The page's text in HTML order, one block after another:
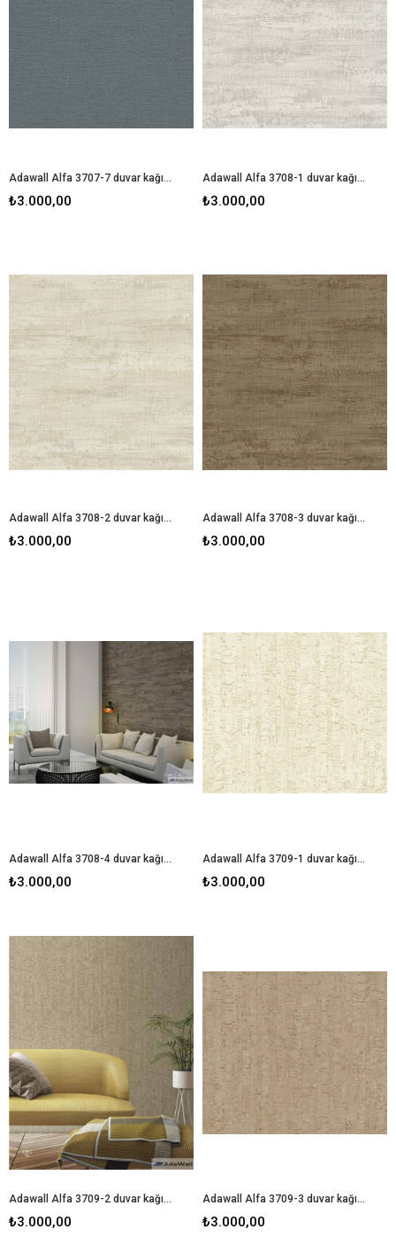
Adawall Alfa 3707-7 duvar kağıdı
₺3.000,00
Adawall Alfa 3708-1 duvar kağıdı
₺3.000,00
Adawall Alfa 3708-2 duvar kağıdı
₺3.000,00
Adawall Alfa 3708-3 duvar kağıdı
₺3.000,00
Adawall Alfa 3708-4 duvar kağıdı
₺3.000,00
Adawall Alfa 3709-1 duvar kağıdı
₺3.000,00
Adawall Alfa 3709-2 duvar kağıdı
₺3.000,00
Adawall Alfa 3709-3 duvar kağıdı
₺3.000,00